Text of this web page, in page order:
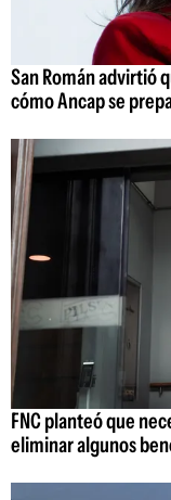
San Román advirtió
cómo Ancap se
FNC planteó que
eliminar algunos